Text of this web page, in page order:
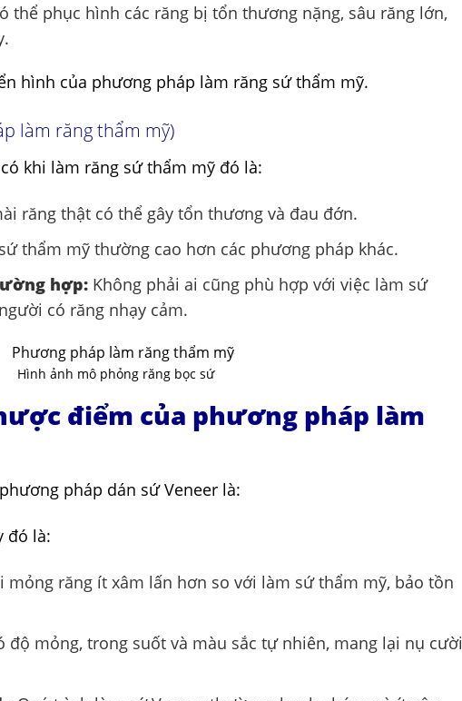
thể phục hình các răng bị tổn thương nặng, sâu răng lớn,
hình của phương pháp làm răng sứ thẩm mỹ.
làm răng thẩm mỹ)
khi làm răng sứ thẩm mỹ đó là:
răng thật có thể gây tổn thương và đau đớn.
thẩm mỹ thường cao hơn các phương pháp khác.
hợp: Không phải ai cũng phù hợp với việc làm sứ
có răng nhạy cảm.
Hình ảnh mô phỏng răng bọc sứ
điểm của phương pháp làm
pháp dán sứ Veneer là:
đó là:
mỏng răng ít xâm lấn hơn so với làm sứ thẩm mỹ, bảo tồn
độ mỏng, trong suốt và màu sắc tự nhiên, mang lại nụ cười